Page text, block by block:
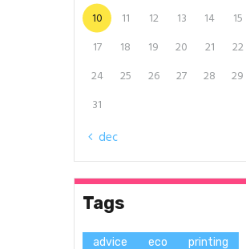
10
11 12 13 14 15
17
18 19 20 21 22
24
25 26 27 28 29
31
« dec
Tags
advice eco printing